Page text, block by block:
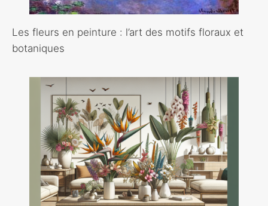
Les fleurs en peinture : l’art des motifs floraux et
botaniques